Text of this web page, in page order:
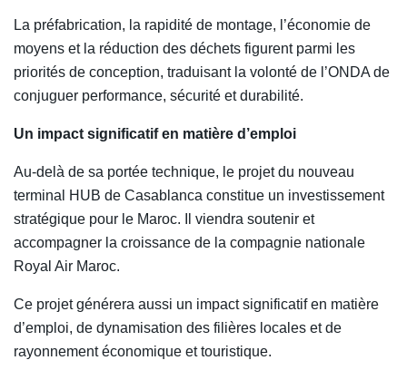
La préfabrication, la rapidité de montage, l’économie de
moyens et la réduction des déchets figurent parmi les
priorités de conception, traduisant la volonté de l’ONDA de
conjuguer performance, sécurité et durabilité.
Un impact significatif en matière d’emploi
Au-delà de sa portée technique, le projet du nouveau
terminal HUB de Casablanca constitue un investissement
stratégique pour le Maroc. Il viendra soutenir et
accompagner la croissance de la compagnie nationale
Royal Air Maroc.
Ce projet générera aussi un impact significatif en matière
d’emploi, de dynamisation des filières locales et de
rayonnement économique et touristique.